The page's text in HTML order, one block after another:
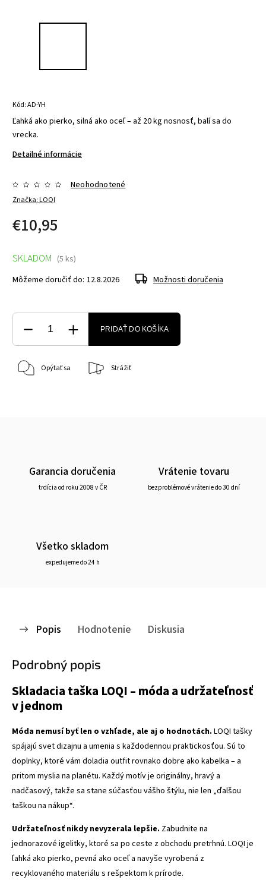
Kód:AD-YH
Ľahká ako pierko, silná ako oceľ – až 20 kg nosnosť, balí sa do
vrecka.
Detailné informácie
Značka:LOQI
Neohodnotené
€10,95
SKLADOM (5 ks)
Môžeme doručiť do: 12.8.2026 Možnosti doručenia
PRIDAŤ DO KOŠÍKA
Opýtať sa Strážiť
Garancia doručenia
trdícia od roku 2008 v ČR
Vrátenie tovaru
bezproblémové vrátenie do 30 dní
Všetko skladom
expedujeme do 24 h
Popis Hodnotenie Diskusia
Podrobný popis
Skladacia taška LOQI – móda a udržateľnosť
v jednom
Móda nemusí byť len o vzhľade, ale aj o hodnotách. LOQI tašky
spájajú svet dizajnu a umenia s každodennou praktickosťou. Sú to
doplnky, ktoré vám doladia outfit rovnako dobre ako kabelka – a
pritom myslia na planétu. Každý motív je originálny, hravý a
nadčasový, takže sa stane súčasťou vášho štýlu, nie len „ďalšou
taškou na nákup“.
Udržateľnosť nikdy nevyzerala lepšie. Zabudnite na
jednorazové igelitky, ktoré sa po ceste z obchodu pretrhnú. LOQI je
ľahká ako pierko, pevná ako oceľ a navyše vyrobená z
recyklovaného materiálu s rešpektom k prírode.